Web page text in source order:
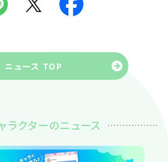
ニュース TOP
ラクターのニュース